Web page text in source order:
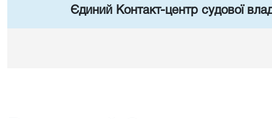
Єдиний Контакт-центр судової